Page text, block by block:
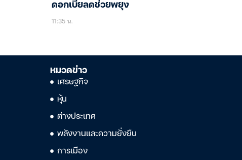
ดอกเบี้ยลดช่วยพยุง
11:35 น.
หมวดข่าว
เศรษฐกิจ
หุ้น
ต่างประเทศ
พลังงานและความยั่งยืน
การเมือง